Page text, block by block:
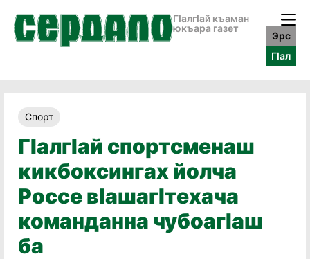
ГӀалгӀай къаман
юкъара газет
Эрс
ГӀал
Спорт
ГӀалгӀай спортсменаш
кикбоксингах йолча
Россе вӀашагӀтехача
команданна чубоагӀаш
ба